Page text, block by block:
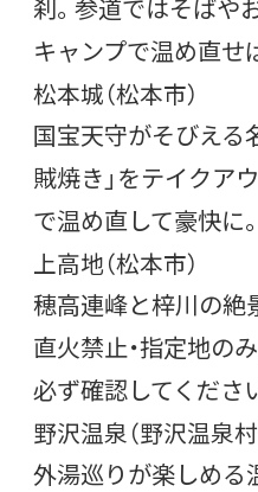
刹。参道ではそばや
キャンプで温め直せ
松本城（松本市）
国宝天守がそびえる
賊焼き」をテイクア
で温め直して豪快に。
上高地（松本市）
穂高連峰と梓川の
直火禁止・指定地の
必ず確認してくださ
野沢温泉（野沢温泉村
外湯巡りが楽しめる